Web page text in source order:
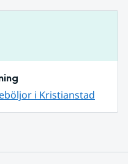
i Kristianstad